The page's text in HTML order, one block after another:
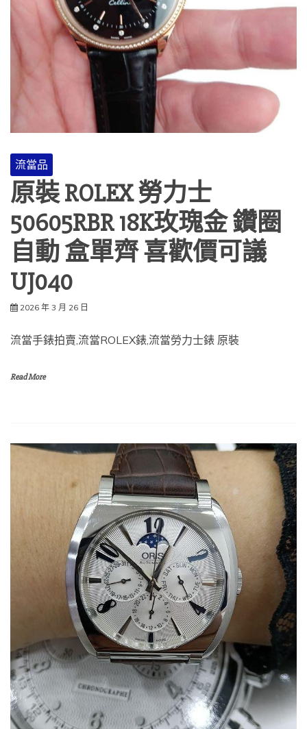
流當品
原裝 ROLEX 勞力士
50605RBR 18K玫瑰金 鑽圈
自動 盒單齊 喜歡價可議
UJ040
2026 年 3 月 26 日
流當手錶拍賣,流當ROLEX錶,流當勞力士錶 原裝
Read More